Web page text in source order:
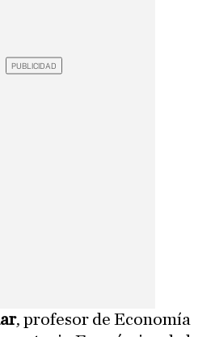
, profesor de Economía